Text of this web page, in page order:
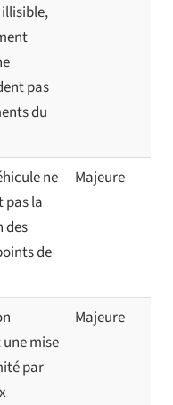
pas
du
ne
pas la
des
de
Majeure
mise
par
Majeure